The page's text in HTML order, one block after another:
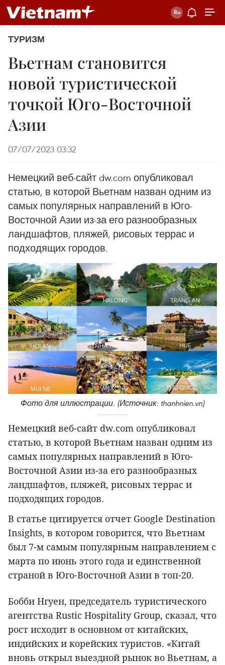
ТУРИЗМ
Вьетнам становится
новой туристической
точкой Юго-Восточной
Азии
07/07/2023 03:32
Немецкий веб-сайт dw.com опубликовал
статью, в которой Вьетнам назван одним из
самых популярных направлений в Юго-
Восточной Азии из-за его разнообразных
ландшафтов, пляжей, рисовых террас и
подходящих городов.
Фото для иллюстрации. (Источник: thanhnien.vn)
Немецкий веб-сайт dw.com опубликовал
статью, в которой Вьетнам назван одним из
самых популярных направлений в Юго-
Восточной Азии из-за его разнообразных
ландшафтов, пляжей, рисовых террас и
подходящих городов.
В статье цитируется отчет Google Destination
Insights, в котором говорится, что Вьетнам
был 7-м самым популярным направлением с
марта по июнь этого года и единственной
страной в Юго-Восточной Азии в топ-20.
Бобби Нгуен, председатель туристического
агентства Rustic Hospitality Group, сказал, что
рост исходит в основном от китайских,
индийских и корейских туристов. «Китай
вновь открыл выездной рынок во Вьетнам, а